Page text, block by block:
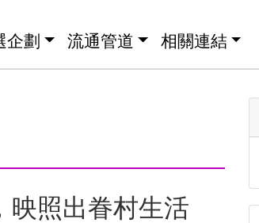
企劃 流通管道 相關連結
映照出眷村生活